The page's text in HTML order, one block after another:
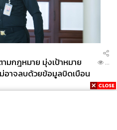
มกฎหมาย มุ่งเป้าหมาย
อาจลบด้วยข้อมูลบิดเบือน
...